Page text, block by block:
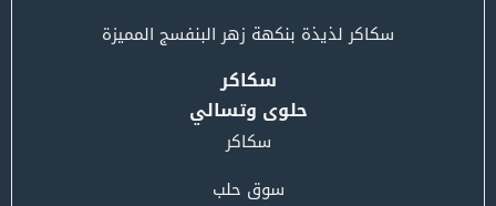
سكاكر لذيذة بنكهة زهر البنفسج المميزة
سكاكر
حلوى وتسالي
سكاكر
سوق حلب